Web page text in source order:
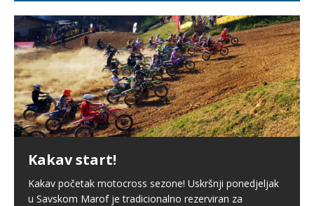
Kakav start!
Kakav početak motocross sezone! Uskršnji ponedjeljak
u Savskom Marof je tradicionalno rezerviran za